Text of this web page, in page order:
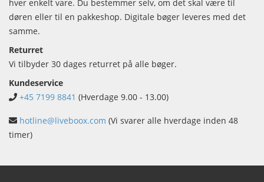
hver enkelt vare. Du bestemmer selv, om det skal være til
døren eller til en pakkeshop. Digitale bøger leveres med det
samme.
Returret
Vi tilbyder 30 dages returret på alle bøger.
Kundeservice
+45 7199 8841 (Hverdage 9.00 - 13.00)
hotline@liveboox.com (Vi svarer alle hverdage inden 48
timer)